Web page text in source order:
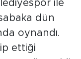
ile
dün
oynandı.
ettiği